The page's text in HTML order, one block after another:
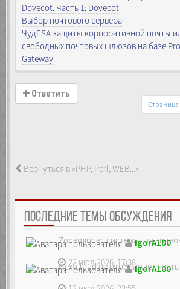
Dovecot. Часть 1: Dovecot
Выбор почтового сервера
ЧудESA защиты корпоративной почты
свободных почтовых шлюзов на базе
Gateway
Ответить
Страница
Вернуться в «PHP, Perl, WEB...»
ПОСЛЕДНИЕ ТЕМЫ ОБСУЖДЕНИЯ
Zoneminder, система для
IgorA100
22 июл 2026, 17:38
Nextcloud не отображаетIgorA100